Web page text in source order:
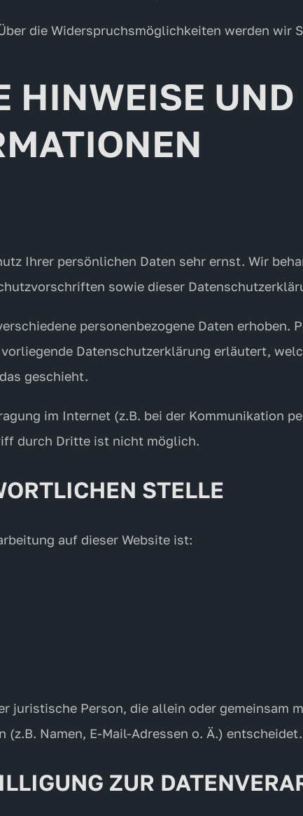
die Widerspruchsmöglichkeiten werden wir
HINWEISE UND
Ihrer persönlichen Daten sehr ernst. Wir
sowie dieser
personenbezogene Daten erhoben.
Datenschutzerklärung erläutert,
geschieht.
im Internet (z.B. bei der Kommunikation
durch Dritte ist nicht möglich.
STELLE
auf dieser Website ist:
juristische Person, die allein oder gemeinsam
Namen, E-Mail-Adressen o. Ä.) entscheidet.
ZUR